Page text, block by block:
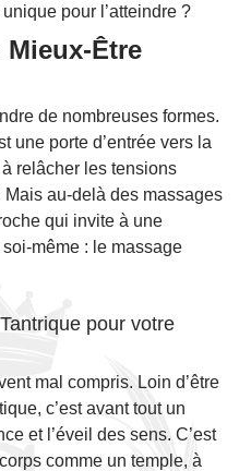
pour l’atteindre ?
Être
de nombreuses formes.
une porte d’entrée vers la
relâcher les tensions
Mais au-delà des massages
qui invite à une
même : le massage
pour votre
mal compris. Loin d’être
c’est avant tout un
et l’éveil des sens. C’est
comme un temple, à